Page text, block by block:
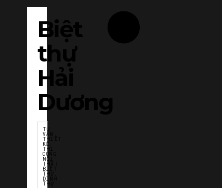
Biệt
thự
Hải
Dương
TƯ
VẤN,
THIẾT
KẾ,
THI
CÔNG
NỘI
THẤT
BIỆT
THỰ,
DINH
THỰ